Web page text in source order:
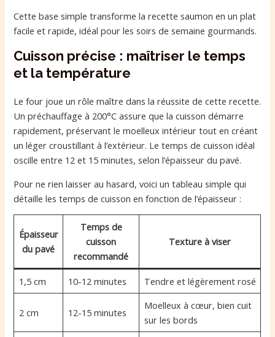
Cette base simple transforme la recette saumon en un plat
facile et rapide, idéal pour les soirs de semaine gourmands.
Cuisson précise : maîtriser le temps
et la température
Le four joue un rôle maître dans la réussite de cette recette.
Un préchauffage à 200°C assure que la cuisson démarre
rapidement, préservant le moelleux intérieur tout en créant
un léger croustillant à l’extérieur. Le temps de cuisson idéal
oscille entre 12 et 15 minutes, selon l’épaisseur du pavé.
Pour ne rien laisser au hasard, voici un tableau simple qui
détaille les temps de cuisson en fonction de l’épaisseur :
Épaisseur
du pavé
Temps de
cuisson
recommandé
Texture à viser
1,5 cm 10-12 minutes Tendre et légèrement rosé
2 cm 12-15 minutes
Moelleux à cœur, bien cuit
sur les bords